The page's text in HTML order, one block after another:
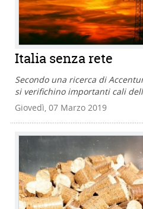
Italia senza rete
Secondo una ricerca di
si verifichino importanti cali
Giovedì, 07 Marzo 2019